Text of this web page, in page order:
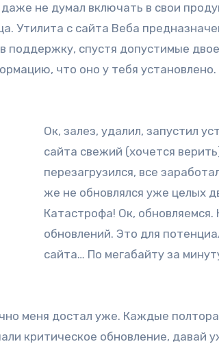
даже не думал включать в свои
Утилита с сайта Веба
поддержку, спустя допустимые
что оно у тебя
Ок, залез, удалил, запустил
сайта свежий (хочется
перезагрузился, все
же не обновлялся уже целых
Катастрофа! Ок,
обновлений. Это для
сайта… По мегабайту за
меня достал уже. Каждые
критическое обновление, давай